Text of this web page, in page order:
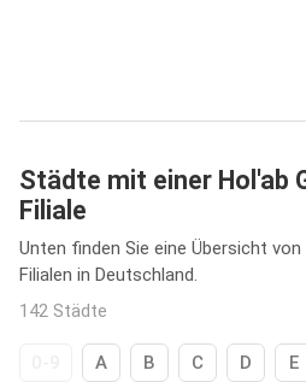
Städte mit einer Hol'ab
Filiale
Unten finden Sie eine Übersicht
Filialen in Deutschland.
142 Städte
A B C D E